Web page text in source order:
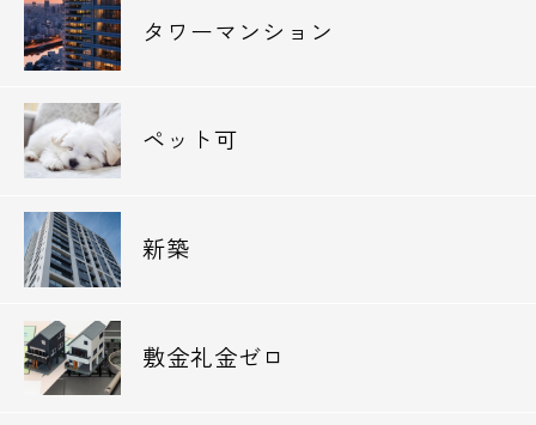
品川病院 676m
◆郵便局
東品川一郵便局 79m
南品川一郵便局 435m
◆図書館
◆銀行
城南信用金庫品川支店 250m
タワーマンション
ペット可
新築
敷金礼金ゼロ